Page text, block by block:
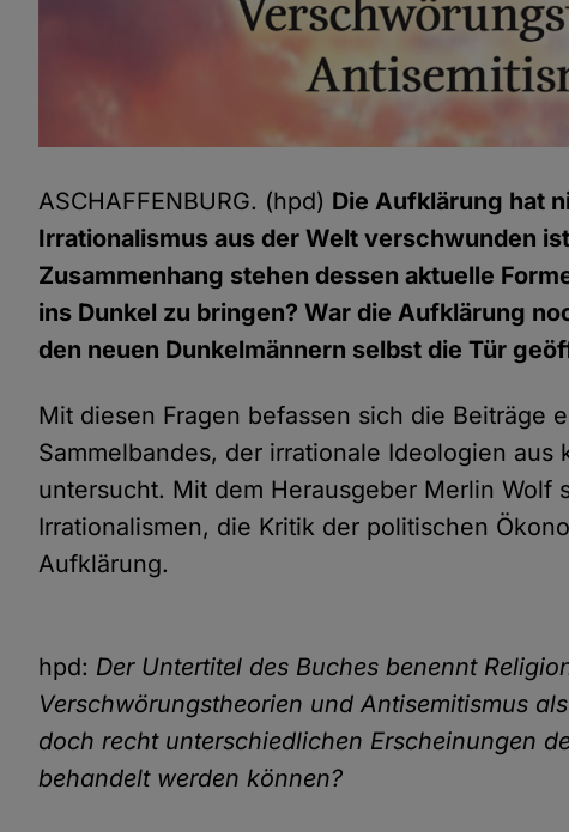
ASCHAFFENBURG. (hpd) Die Aufklärung hat
Irrationalismus aus der Welt verschwunden
Zusammenhang stehen dessen aktuelle
ins Dunkel zu bringen? War die Aufklärung
den neuen Dunkelmännern selbst die Tür
Mit diesen Fragen befassen sich die Beiträge
Sammelbandes, der irrationale Ideologien
untersucht. Mit dem Herausgeber Merlin Wolf
Irrationalismen, die Kritik der politischen
Aufklärung.
hpd: Der Untertitel des Buches benennt
Verschwörungstheorien und Antisemitismus
doch recht unterschiedlichen Erscheinungen
behandelt werden können?